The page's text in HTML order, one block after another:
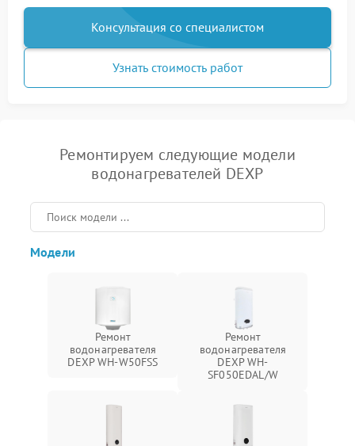
Консультация со специалистом
Узнать стоимость работ
Ремонтируем следующие модели
водонагревателей DEXP
Модели
Ремонт
водонагревателя
DEXP WH-W50FSS
Ремонт
водонагревателя
DEXP WH-
SF050EDAL/W